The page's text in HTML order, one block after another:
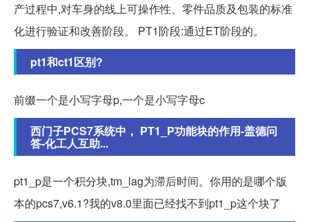
产过程中,对车身的线上可操作性、零件品质及包装的标准
化进行验证和改善阶段。 PT1阶段:通过ET阶段的。
pt1和ct1区别?
前缀一个是小写字母p,一个是小写字母c
西门子PCS7系统中， PT1_P功能块的作用-盖德问
答-化工人互助...
pt1_p是一个积分块,tm_lag为滞后时间。你用的是哪个版
本的pcs7,v6.1?我的v8.0里面已经找不到pt1_p这个块了